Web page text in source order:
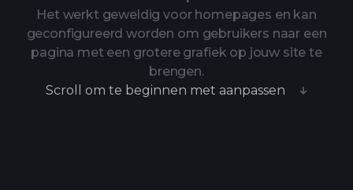
Het werkt geweldig voor homepages en kan
geconfigureerd worden om gebruikers naar een
pagina met een grotere grafiek op jouw site te
brengen.
Scroll om te beginnen met aanpassen